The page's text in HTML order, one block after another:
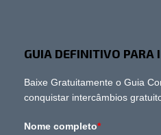
GUIA DEFINITIVO PARA
Baixe Gratuitamente o Guia
conquistar intercâmbios
Nome completo*